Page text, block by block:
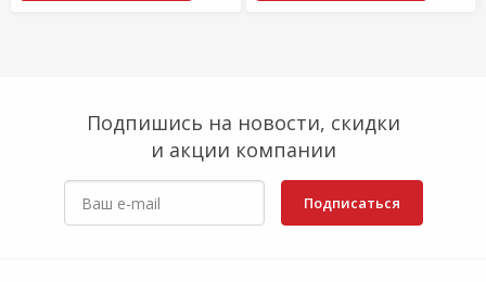
Подпишись на новости, скидки
и акции компании
Подписаться